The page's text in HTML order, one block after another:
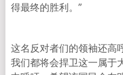
得最终的胜利。”
这名反对者们的领袖还高
我们都将会捍卫这一属于